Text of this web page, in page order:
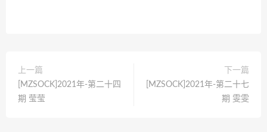
上一篇
[MZSOCK]2021年-第二十四
期 莹莹
下一篇
[MZSOCK]2021年-第二十七
期 雯雯